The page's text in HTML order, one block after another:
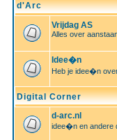
d'Arc
Vrijdag AS
Alles over
Idee�n
Heb je idee�n
Digital Corner
d-arc.nl
idee�n en andere